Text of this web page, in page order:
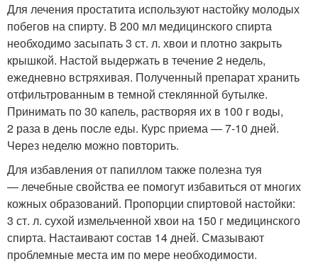
Для лечения простатита используют настойку молодых
побегов на спирту. В 200 мл медицинского спирта
необходимо засыпать 3 ст. л. хвои и плотно закрыть
крышкой. Настой выдержать в течение 2 недель,
ежедневно встряхивая. Полученный препарат хранить
отфильтрованным в темной стеклянной бутылке.
Принимать по 30 капель, растворяя их в 100 г воды,
2 раза в день после еды. Курс приема — 7-10 дней.
Через неделю можно повторить.
Для избавления от папиллом также полезна туя
— лечебные свойства ее помогут избавиться от многих
кожных образований. Пропорции спиртовой настойки:
3 ст. л. сухой измельченной хвои на 150 г медицинского
спирта. Настаивают состав 14 дней. Смазывают
проблемные места им по мере необходимости.